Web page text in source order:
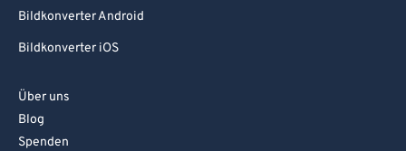
Bildkonverter Android
Bildkonverter iOS
Über uns
Blog
Spenden